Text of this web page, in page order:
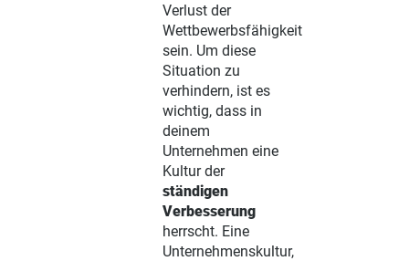
Verlust der
Wettbewerbsfähigkeit
sein. Um diese
Situation zu
verhindern, ist es
wichtig, dass in
deinem
Unternehmen eine
Kultur der
ständigen
Verbesserung
herrscht. Eine
Unternehmenskultur,